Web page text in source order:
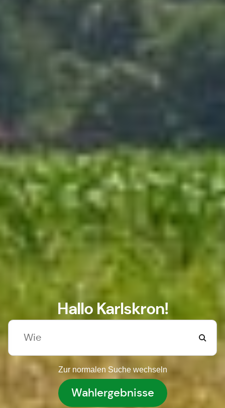
Hallo Karlskron!
Zur normalen Suche wechseln
Wahlergebnisse